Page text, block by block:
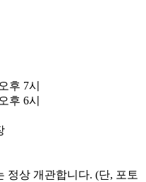
후 7시
후 6시
정상 개관합니다. (단, 포토